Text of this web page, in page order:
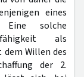
eines
Eine solche
als
Willen des
der 2.